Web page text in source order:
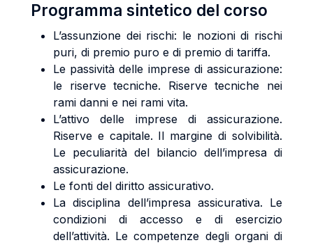
Programma sintetico del corso
L’assunzione dei rischi: le nozioni di rischi
puri, di premio puro e di premio di tariffa.
Le passività delle imprese di assicurazione:
le riserve tecniche. Riserve tecniche nei
rami danni e nei rami vita.
L’attivo delle imprese di assicurazione.
Riserve e capitale. Il margine di solvibilità.
Le peculiarità del bilancio dell’impresa di
assicurazione.
Le fonti del diritto assicurativo.
La disciplina dell’impresa assicurativa. Le
condizioni di accesso e di esercizio
dell’attività. Le competenze degli organi di